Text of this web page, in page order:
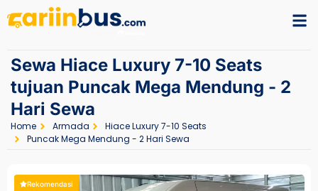
Sewa Hiace Luxury 7-10 Seats
tujuan Puncak Mega Mendung - 2
Hari Sewa
Home Armada
Hiace Luxury 7-10 Seats
Puncak Mega Mendung - 2 Hari Sewa
Rekomendasi